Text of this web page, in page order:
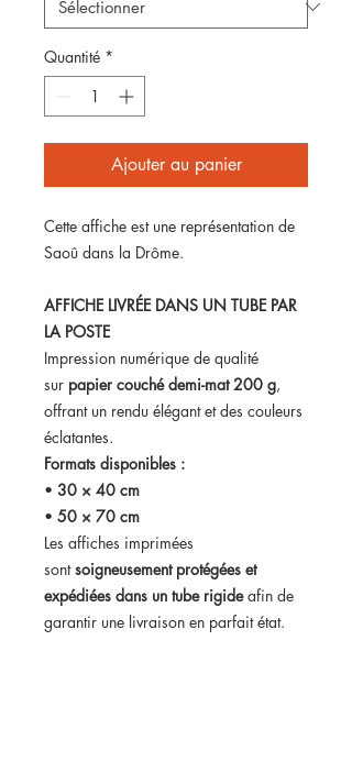
Quantité *
Ajouter au panier
Cette affiche est une représentation de
Saoû dans la Drôme.
AFFICHE LIVRÉE DANS UN TUBE PAR
LA POSTE
Impression numérique de qualité
sur papier couché demi-mat 200 g,
offrant un rendu élégant et des couleurs
éclatantes.
Formats disponibles :
• 30 × 40 cm
• 50 × 70 cm
Les affiches imprimées
sontsoigneusement protégées et
expédiées dans un tube rigideafin de
garantir une livraison en parfait état.